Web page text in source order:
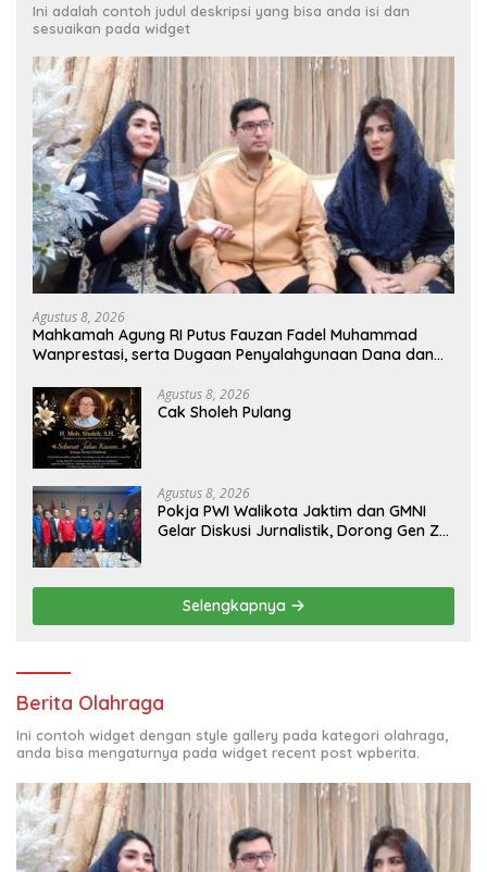
Ini adalah contoh judul deskripsi yang bisa anda isi dan
sesuaikan pada widget
Agustus 8, 2026
Mahkamah Agung RI Putus Fauzan Fadel Muhammad
Wanprestasi, serta Dugaan Penyalahgunaan Dana dan
Agustus 8, 2026
Cak Sholeh Pulang
Agustus 8, 2026
Pokja PWI Walikota Jaktim dan GMNI
Gelar Diskusi Jurnalistik, Dorong Gen Z
Selengkapnya
Berita Olahraga
Ini contoh widget dengan style gallery pada kategori olahraga,
anda bisa mengaturnya pada widget recent post wpberita.